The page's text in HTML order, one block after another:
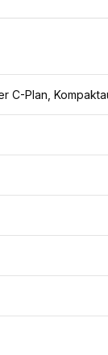
C-Plan,